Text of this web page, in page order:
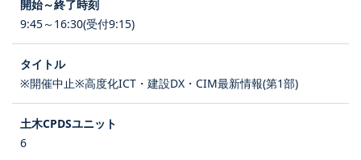
9:45～16:30(受付9:15)
※開催中止※高度化ICT・建設DX・CIM最新情報(第1部)
6